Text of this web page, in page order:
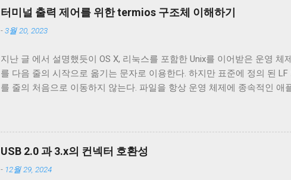
알 수 있다. 이 선들은 금속 선이지만 전선은 아니다. 이 선은 전자기 차폐
속 선을 벗겨야 나온다. 이번에 자른 케이블에는 두 종류의 차폐가 사용됐
도체의 가닥으로 이루어져 있다. 전자는 보통 호일 차폐(Foil Shielding)라
수 전자기파를 차단하는 것에 효과적이고, 호일 차폐가 고주파수 전자기
케이블은 이 두 차폐를 사용하는 것이 필수적이고, 그 외의 경우에는 필
케이블을 쓰지 않는 한 요즘은 USB 2.0 케이블에도 이 두 가지를 같이 사
터미널 출력 제어를 위한 termios 구조체 이해하기
-3월 20, 2023
지난 글 에서 설명했듯이 OS X, 리눅스를 포함한 Unix를 이어받은 운영 체
를 다음 줄의 시작으로 옮기는 문자로 이용한다. 하지만 표준에 정의 된
를 줄의 처음으로 이동하지 않는다. 파일을 항상 운영 체제에 종속적인 애
이 차이는 문제될 수 있다. 이 차이를 다루기 위해서 터미널은 출력에 적
래그가 POSIX.1 표준이 정의 하는 termios 구조체의 c_oflag 다. c_oflag
리를 할지에 대한 플래그다. c_oflag에서 가장 중요한 플래그는 OPOST 다
래그로 OPOST 가 꺼져있으면 다른 플래그와 상관없이 터미널은 받은 문
거의 없다. 하지만 터미널을 텍스트를 보여주기 위한 용도가 아닌 바이너
USB 2.0 과 3.x의 컨넥터 호환성
- 12월 29, 2024